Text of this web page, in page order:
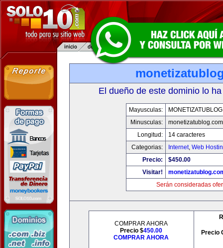
El dueño de este dominio lo
Mayusculas:
Minusculas:
monetizatublog.com
Longitud:
14 caracteres
Categorias:
Internet, Web
Precio:
$450.00
Visitar!
Serán consideradas
COMPRAR AHORA
Precio $450.00
COMPRAR AHORA
Precio